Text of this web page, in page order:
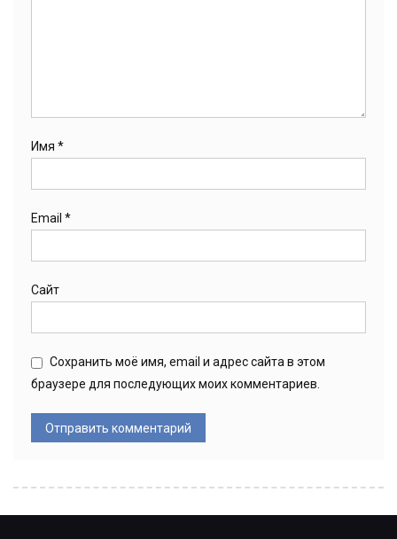
Имя *
Email *
Сайт
Сохранить моё имя, email и адрес сайта в этом
браузере для последующих моих комментариев.